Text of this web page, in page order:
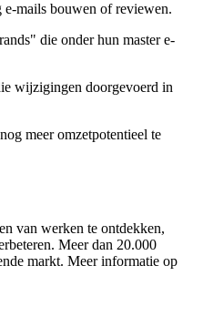
e-mails bouwen of reviewen.
die onder hun master e-
wijzigingen doorgevoerd in
meer omzetpotentieel te
van werken te ontdekken,
Meer dan 20.000
markt. Meer informatie op